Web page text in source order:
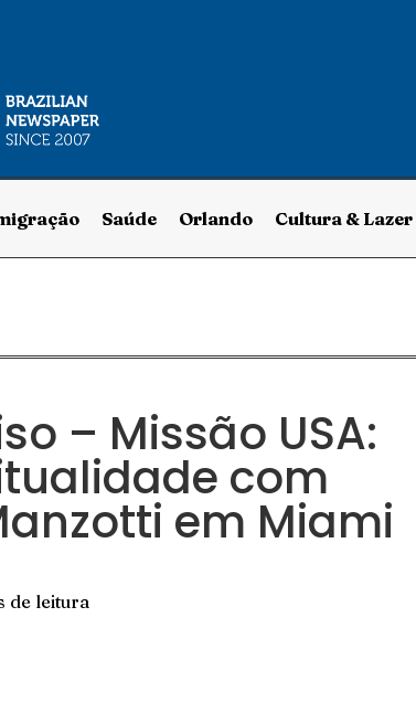
Saúde Orlando Cultura & Lazer
– Missão USA:
com
em Miami
de leitura